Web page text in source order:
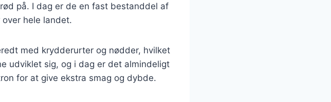
på. I dag er de en fast bestanddel af
hele landet.
med krydderurter og nødder, hvilket
udviklet sig, og i dag er det almindeligt
for at give ekstra smag og dybde.